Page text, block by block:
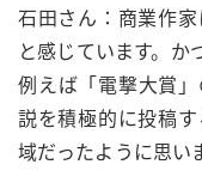
石田さん：商業作
と感じています。か
例えば「電撃大賞
説を積極的に投稿
域だったように思い